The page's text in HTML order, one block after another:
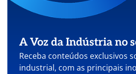
A Voz da Indústria no
Receba conteúdos exclusivos
industrial, com as principais